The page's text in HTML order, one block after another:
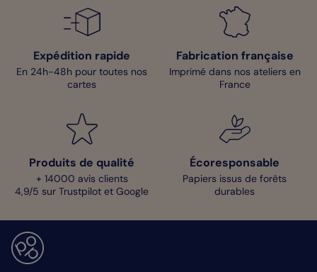
Expédition rapide
En 24h-48h pour toutes nos
cartes
Fabrication française
Imprimé dans nos ateliers en
France
Produits de qualité
+ 14000 avis clients
4,9/5 sur Trustpilot et Google
Écoresponsable
Papiers issus de forêts
durables